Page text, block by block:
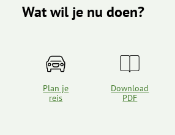
Wat wil je nu doen?
Plan je
reis
Download
PDF